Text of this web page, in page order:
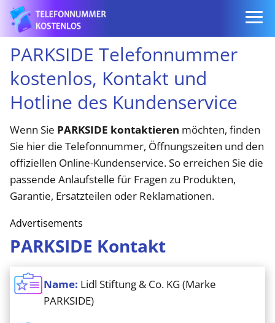
PARKSIDE Telefonnummer
kostenlos, Kontakt und
Hotline des Kundenservice
Wenn Sie PARKSIDE kontaktieren möchten, finden
Sie hier die Telefonnummer, Öffnungszeiten und den
offiziellen Online-Kundenservice. So erreichen Sie die
passende Anlaufstelle für Fragen zu Produkten,
Garantie, Ersatzteilen oder Reklamationen.
Advertisements
PARKSIDE Kontakt
Name: Lidl Stiftung & Co. KG (Marke
PARKSIDE)